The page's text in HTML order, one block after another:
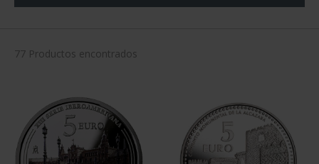
77 Productos encontrados